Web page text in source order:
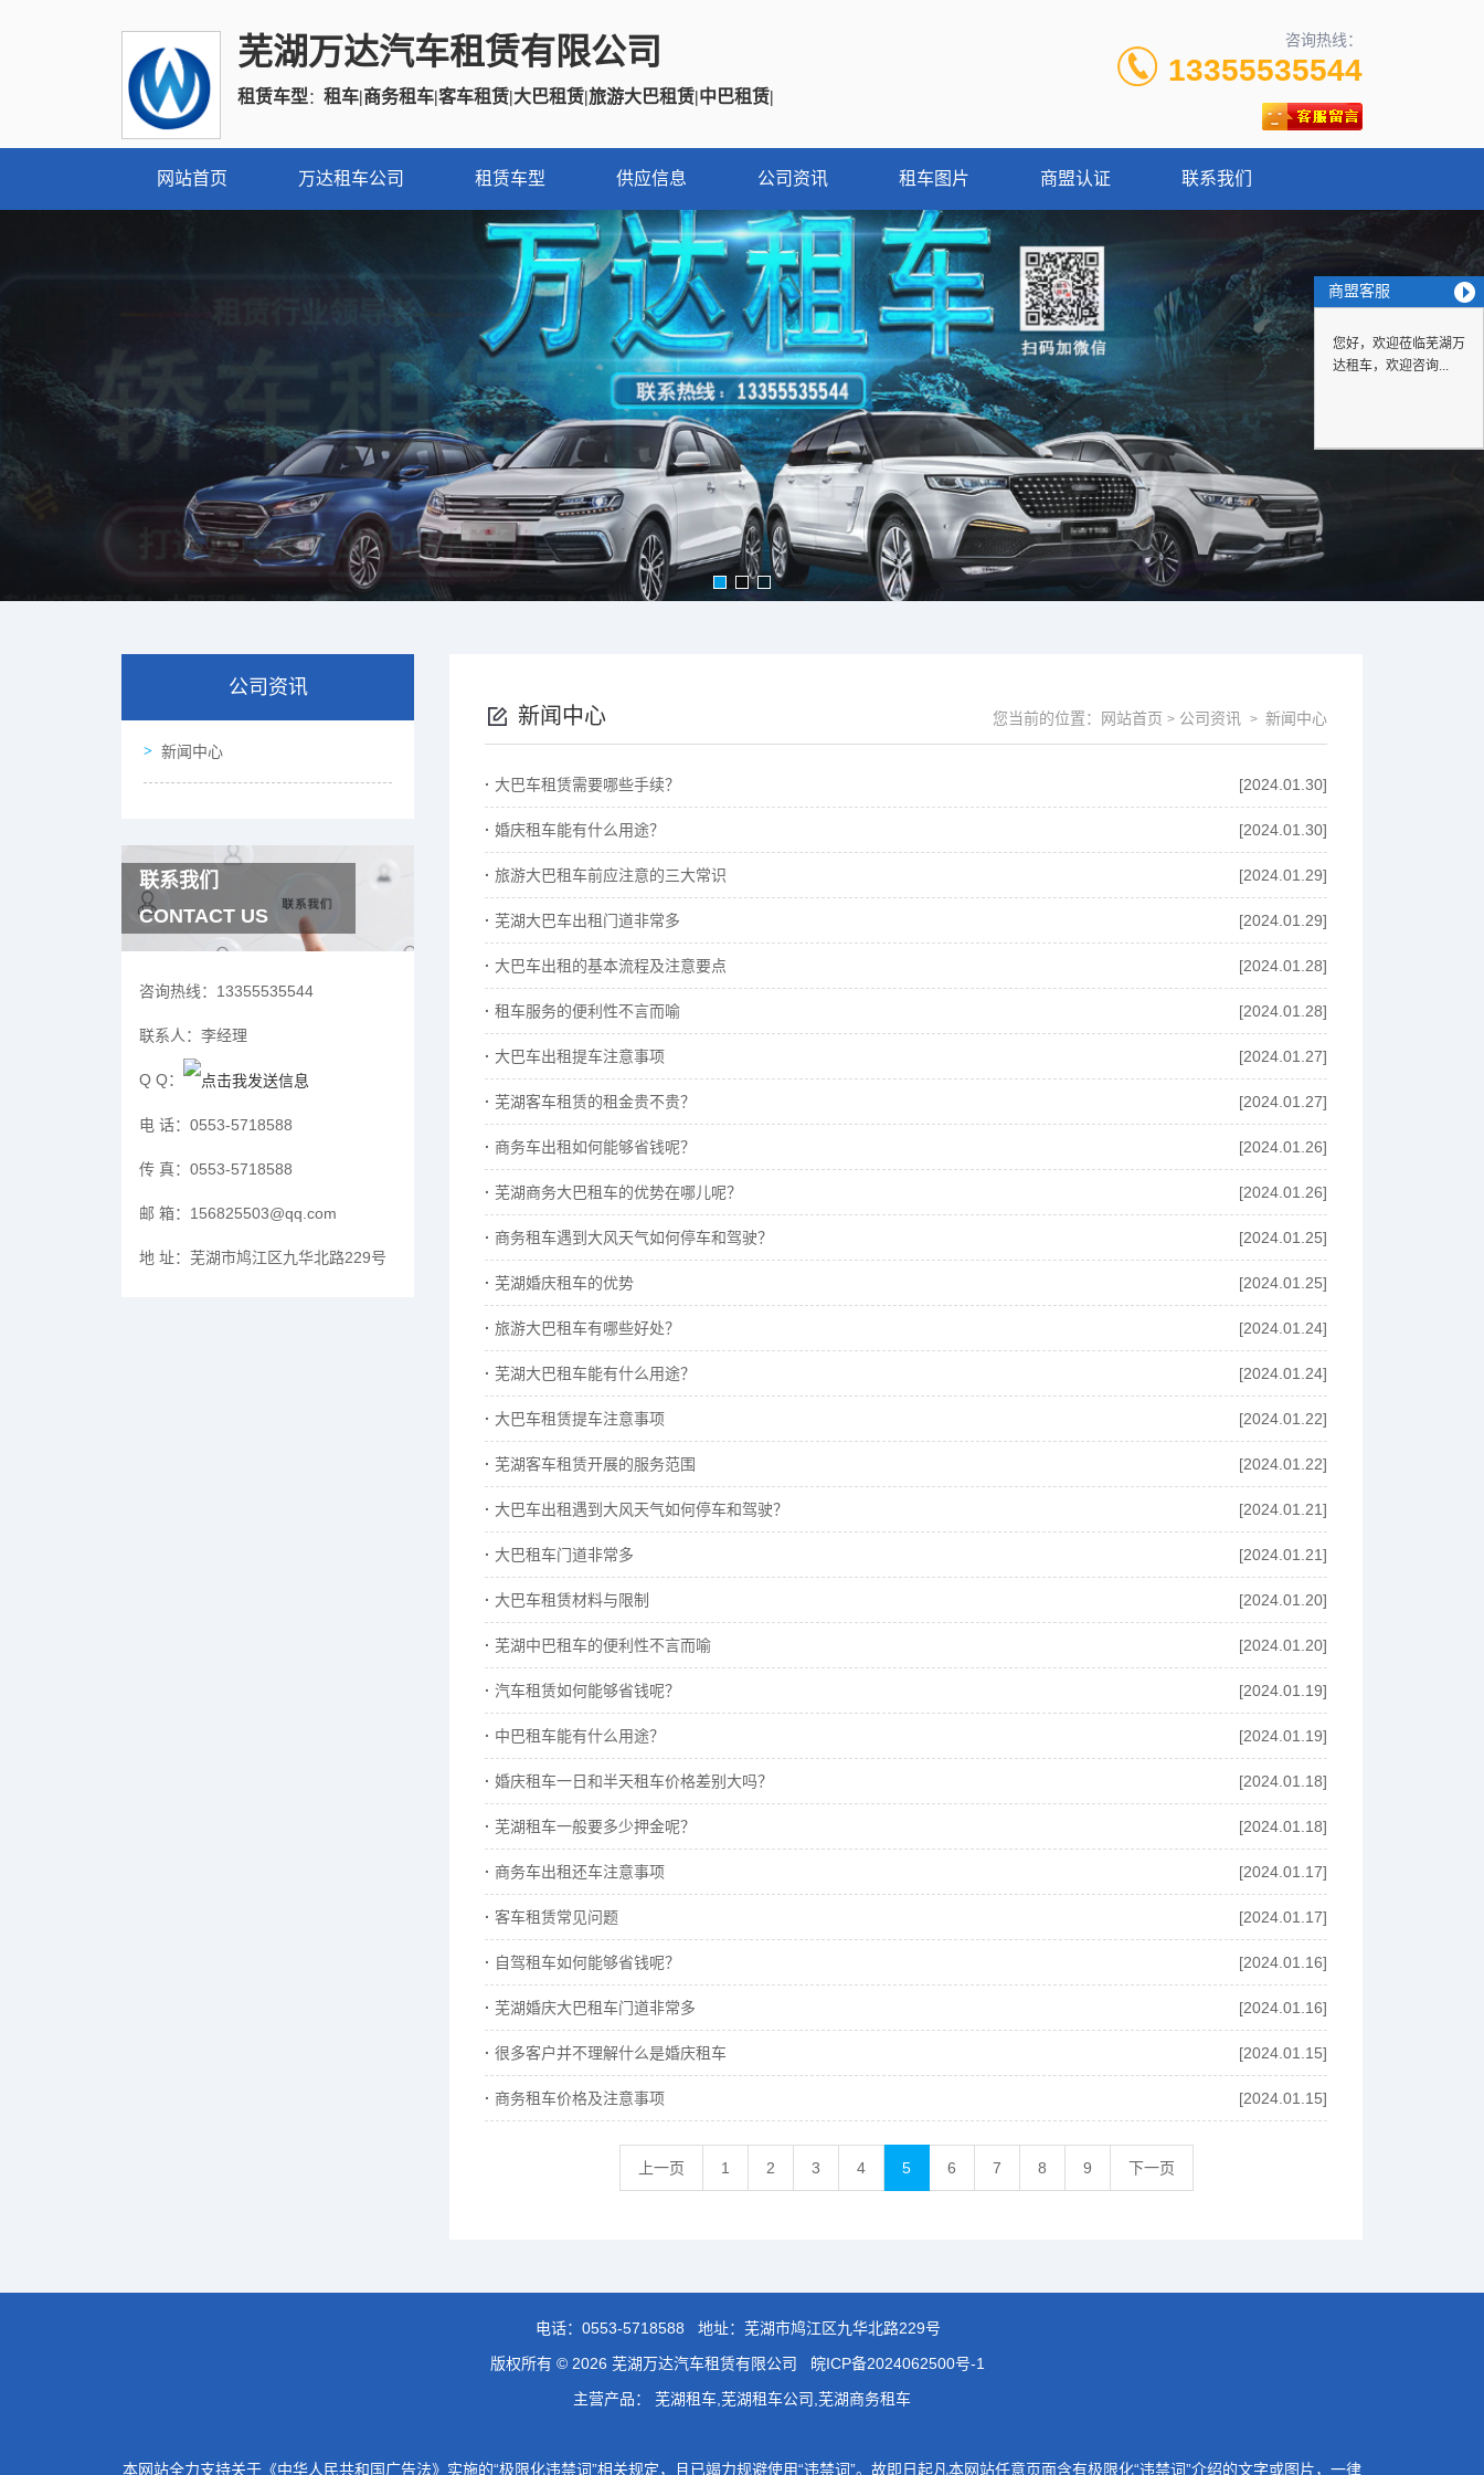
芜湖万达汽车租赁有限公司
租赁车型 ： 租车|商务租车|客车租赁|大巴租赁|旅游大巴租赁|中巴租赁|
咨询热线：
13355535544
网站首页 万达租车公司 租赁车型 供应信息 公司资讯 租车图片 商盟认证 联系我们
公司资讯
新闻中心
联系我们
CONTACT US
咨询热线： 13355535544
联系人： 李经理
Q Q：
电 话： 0553-5718588
传 真： 0553-5718588
邮 箱： 156825503@qq.com
地 址： 芜湖市鸠江区九华北路229号
新闻中心 您当前的位置： 网站首页 > 公司资讯 > 新闻中心
大巴车租赁需要哪些手续？ [2024.01.30]
婚庆租车能有什么用途？ [2024.01.30]
旅游大巴租车前应注意的三大常识 [2024.01.29]
芜湖大巴车出租门道非常多 [2024.01.29]
大巴车出租的基本流程及注意要点 [2024.01.28]
租车服务的便利性不言而喻 [2024.01.28]
大巴车出租提车注意事项 [2024.01.27]
芜湖客车租赁的租金贵不贵？ [2024.01.27]
商务车出租如何能够省钱呢？ [2024.01.26]
芜湖商务大巴租车的优势在哪儿呢？ [2024.01.26]
商务租车遇到大风天气如何停车和驾驶？ [2024.01.25]
芜湖婚庆租车的优势 [2024.01.25]
旅游大巴租车有哪些好处？ [2024.01.24]
芜湖大巴租车能有什么用途？ [2024.01.24]
大巴车租赁提车注意事项 [2024.01.22]
芜湖客车租赁开展的服务范围 [2024.01.22]
大巴车出租遇到大风天气如何停车和驾驶？ [2024.01.21]
大巴租车门道非常多 [2024.01.21]
大巴车租赁材料与限制 [2024.01.20]
芜湖中巴租车的便利性不言而喻 [2024.01.20]
汽车租赁如何能够省钱呢？ [2024.01.19]
中巴租车能有什么用途？ [2024.01.19]
婚庆租车一日和半天租车价格差别大吗？ [2024.01.18]
芜湖租车一般要多少押金呢？ [2024.01.18]
商务车出租还车注意事项 [2024.01.17]
客车租赁常见问题 [2024.01.17]
自驾租车如何能够省钱呢？ [2024.01.16]
芜湖婚庆大巴租车门道非常多 [2024.01.16]
很多客户并不理解什么是婚庆租车 [2024.01.15]
商务租车价格及注意事项 [2024.01.15]
上一页 1 2 3 4 5 6 7 8 9 下一页
电话： 0553-5718588
地址：芜湖市鸠江区九华北路229号
版权所有 © 2026 芜湖万达汽车租赁有限公司
皖ICP备2024062500号-1
主营产品： 芜湖租车,芜湖租车公司,芜湖商务租车
本网站全力支持关于《中华人民共和国广告法》实施的“极限化违禁词”相关规定，且已竭力规避使用“违禁词”。故即日起凡本网站任意页面含有极限化“违禁词”介绍的文字或图片，一律
商盟客服
您好，欢迎莅临芜湖万
达租车，欢迎咨询...